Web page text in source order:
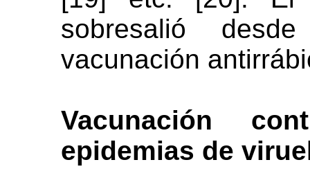
sobresalió
vacunación
Vacunación
epidemias de